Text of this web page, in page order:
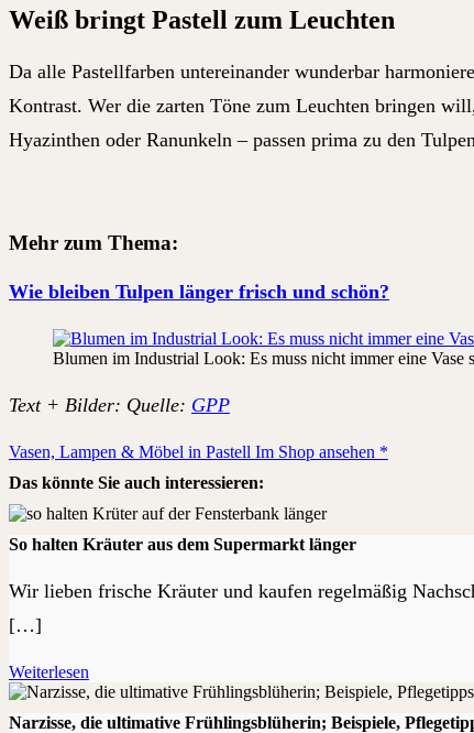
Weiß bringt Pastell zum Leuchten
Da alle Pastellfarben untereinander wunderbar
Kontrast. Wer die zarten Töne zum Leuchten bringen
Hyazinthen oder Ranunkeln – passen prima zu den
Mehr zum Thema:
Wie bleiben Tulpen länger frisch und schön?
Blumen im Industrial Look: Es muss nicht immer eine
Text + Bilder: Quelle: GPP
Vasen, Lampen & Möbel in Pastell Im Shop ansehen *
Das könnte Sie auch interessieren:
So halten Kräuter aus dem Supermarkt länger
Wir lieben frische Kräuter und kaufen regelmäßig
[…]
Weiterlesen
Narzisse, die ultimative Frühlingsblüherin; Beispiele,